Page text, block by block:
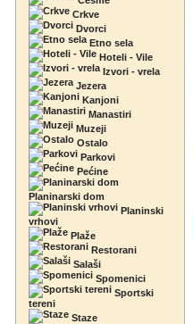
Crkve
Dvorci
Etno sela
Hoteli - Vile
Izvori - vrela
Jezera
Kanjoni
Manastiri
Muzeji
Ostalo
Parkovi
Pećine
Planinarski dom
Planinski
vrhovi
Plaže
Restorani
Salaši
Spomenici
Sportski
tereni
Staze